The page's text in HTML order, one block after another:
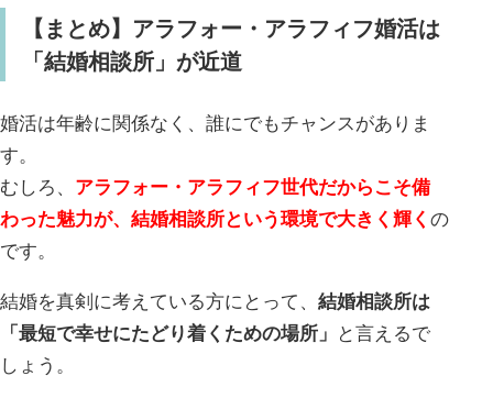
【まとめ】アラフォー・アラフィフ婚活は
「結婚相談所」が近道
婚活は年齢に関係なく、誰にでもチャンスがありま
す。
むしろ、 アラフォー・アラフィフ世代だからこそ備
わった魅力が、結婚相談所という環境で大きく輝く の
です。
結婚を真剣に考えている方にとって、 結婚相談所は
「最短で幸せにたどり着くための場所」 と言えるで
しょう。